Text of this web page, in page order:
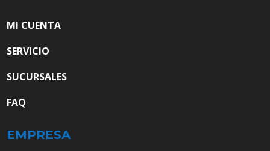
MI CUENTA
SERVICIO
SUCURSALES
FAQ
EMPRESA